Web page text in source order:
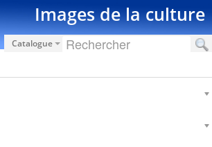
Images de la culture
Catalogue